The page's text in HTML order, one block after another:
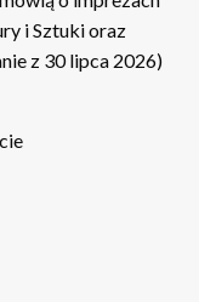
i Sztuki oraz
z 30 lipca 2026)